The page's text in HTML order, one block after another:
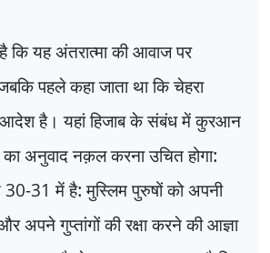
कि यह अंतरात्मा की आवाज पर
पहले कहा जाता था कि चेहरा
आदेश है। यहां हिजाब के संबंध में कुरआन
अनुवाद नक़ल करना उचित होगा:
30-31 में है: मुस्लिम पुरुषों को अपनी
अपने गुप्तांगों की रक्षा करने की आज्ञा